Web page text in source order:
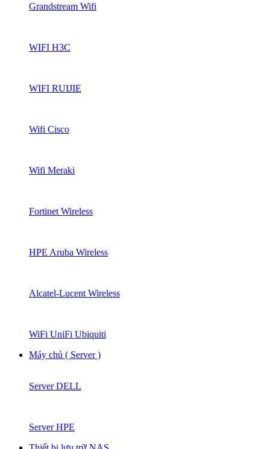
Grandstream Wifi
WIFI H3C
WIFI RUIJIE
Wifi Cisco
Wifi Meraki
Fortinet Wireless
HPE Aruba Wireless
Alcatel-Lucent Wireless
WiFi UniFi Ubiquiti
Máy chủ ( Server )
Server DELL
Server HPE